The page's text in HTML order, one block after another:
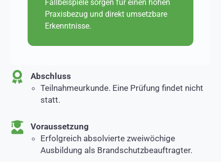
Fallbeispiele sorgen für einen hohen
Praxisbezug und direkt umsetzbare
Erkenntnisse.
Abschluss
Teilnahmeurkunde. Eine Prüfung findet nicht
statt.
Voraussetzung
Erfolgreich absolvierte zweiwöchige
Ausbildung als Brandschutzbeauftragter.